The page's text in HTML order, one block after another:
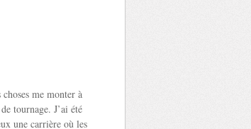
me monter à
tournage. J’ai été
une carrière où les